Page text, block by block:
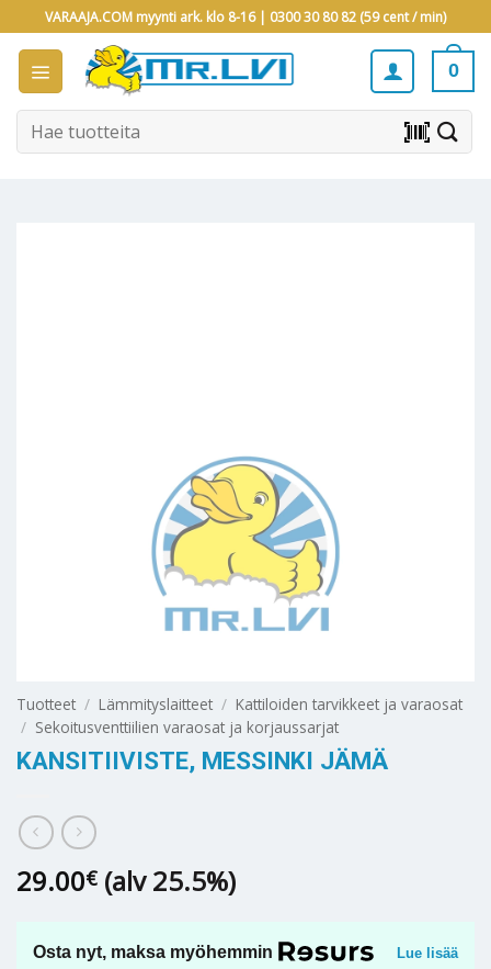
to
content
VARAAJA.COM myynti ark. klo 8-16 | 0300 30 80 82 (59 cent / min)
0
Etsi: barcode_scanner
Tuotteet / Lämmityslaitteet / Kattiloiden tarvikkeet ja varaosat
/ Sekoitusventtiilien varaosat ja korjaussarjat
KANSITIIVISTE, MESSINKI JÄMÄ
29.00€ (alv 25.5%)
Osta nyt, maksa myöhemmin Lue lisää